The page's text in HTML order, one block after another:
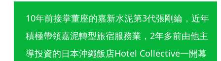
10年前接掌董座的嘉新水泥第3代張剛綸，近年
積極帶領嘉泥轉型旅宿服務業，2年多前由他主
導投資的日本沖繩飯店Hotel Collective一開幕